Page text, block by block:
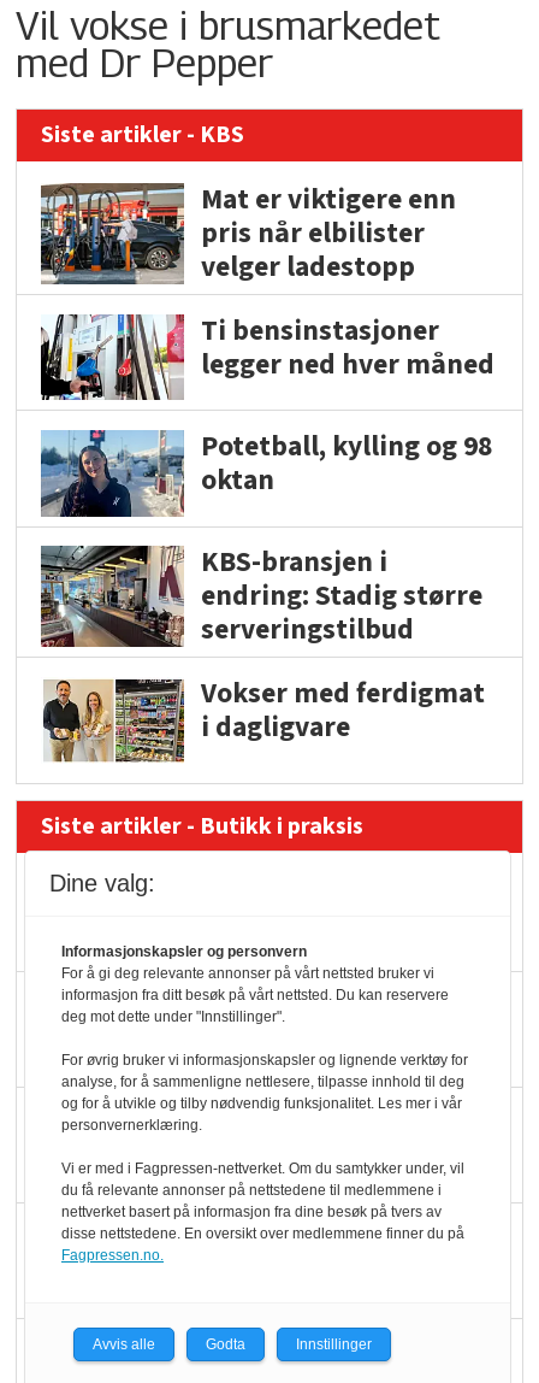
Vil vokse i brusmarkedet
med Dr Pepper
Siste artikler - KBS
Mat er viktigere enn
pris når elbilister
velger ladestopp
Ti bensinstasjoner
legger ned hver måned
Potetball, kylling og 98
oktan
KBS-bransjen i
endring: Stadig større
serveringstilbud
Vokser med ferdigmat
i dagligvare
Siste artikler - Butikk i praksis
Slik opprettholdes
Færre varer, men fulle
hyller
KI lager mat i butikken
Q passerte 1 milliard i
Dine valg:
Informasjonskapsler og personvern
For å gi deg relevante annonser på vårt nettsted bruker vi
informasjon fra ditt besøk på vårt nettsted. Du kan reservere
deg mot dette under "Innstillinger".
For øvrig bruker vi informasjonskapsler og lignende verktøy for
analyse, for å sammenligne nettlesere, tilpasse innhold til deg
og for å utvikle og tilby nødvendig funksjonalitet. Les mer i vår
personvernerklæring.
Vi er med i Fagpressen-nettverket. Om du samtykker under, vil
du få relevante annonser på nettstedene til medlemmene i
nettverket basert på informasjon fra dine besøk på tvers av
disse nettstedene. En oversikt over medlemmene finner du på
Fagpressen.no.
Avvis alle Godta Innstillinger